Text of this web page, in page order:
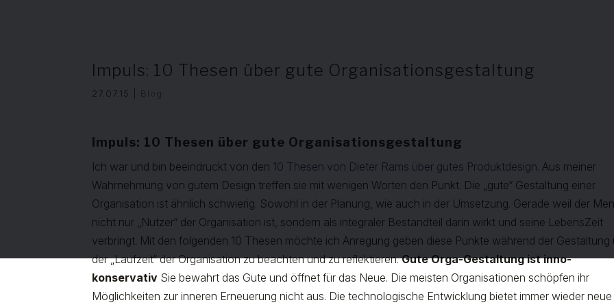
Impuls: 10 Thesen über gute Organisationsgestaltung
27.07.15 Blog
Impuls: 10 Thesen über gute Organisationsgestaltung
Ich war und bin beeindruckt von den 10 Thesen von Dieter Rams über gutes Produktdesign. Aus meiner
Wahrnehmung von gutem Design treffen sie mit wenigen Worten den Punkt. Die „gute“ Gestaltung einer
Organisation ist ähnlich schwierig. Sowohl in der Planung, wie auch in der Umsetzung. Gerade weil der
nicht nur „Nutzer“ der Organisation ist, sondern als integraler Bestandteil darin wirkt und seine LebensZeit
verbringt. Mit den folgenden 10 Thesen möchte ich Anregung geben diese Punkte während der Gestaltung
der „Laufzeit“ der Organisation zu beachten und zu reflektieren.Gute Orga-Gestaltung ist inno-
konservativ Sie bewahrt das Gute und öffnet für das Neue. Die meisten Organisationen schöpfen ihr
Möglichkeiten zur inneren Erneuerung nicht aus. Die technologische Entwicklung bietet immer wieder neue